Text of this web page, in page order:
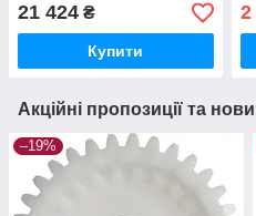
21 424 ₴
Купити
2
Акційні пропозиції та
–19%